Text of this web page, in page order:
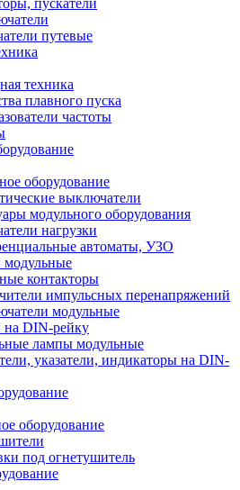
пускатели
путевые
техника
плавного пуска
частоты
оборудование
выключатели
модульного оборудования
нагрузки
автоматы, УЗО
контакторы
импульсных перенапряжений
модульные
на DIN-рейку
лампы модульные
указатели, индикаторы на DIN-
оборудование
под огнетушитель